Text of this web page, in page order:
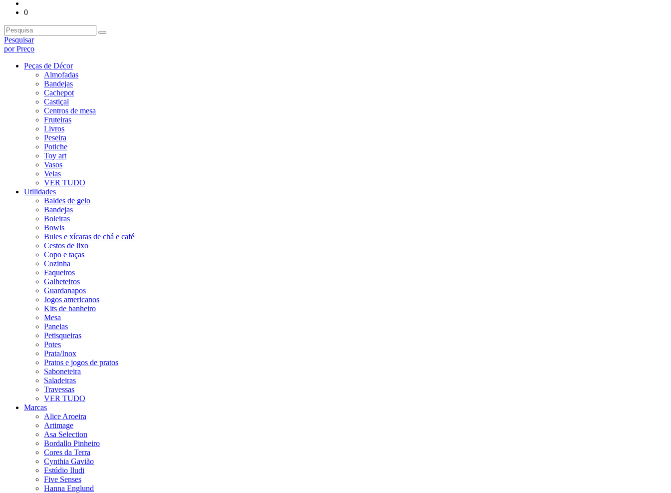
0
Pesquisar
por Preço
Peças de Décor
Almofadas
Bandejas
Cachepot
Castiçal
Centros de mesa
Fruteiras
Livros
Peseira
Potiche
Toy art
Vasos
Velas
VER TUDO
Utilidades
Baldes de gelo
Bandejas
Boleiras
Bowls
Bules e xícaras de chá e café
Cestos de lixo
Copo e taças
Cozinha
Faqueiros
Galheteiros
Guardanapos
Jogos americanos
Kits de banheiro
Mesa
Panelas
Petisqueiras
Potes
Prata/Inox
Pratos e jogos de pratos
Saboneteira
Saladeiras
Travessas
VER TUDO
Marcas
Alice Aroeira
Artimage
Asa Selection
Bordallo Pinheiro
Cores da Terra
Cynthia Gavião
Estúdio Iludi
Five Senses
Hanna Englund